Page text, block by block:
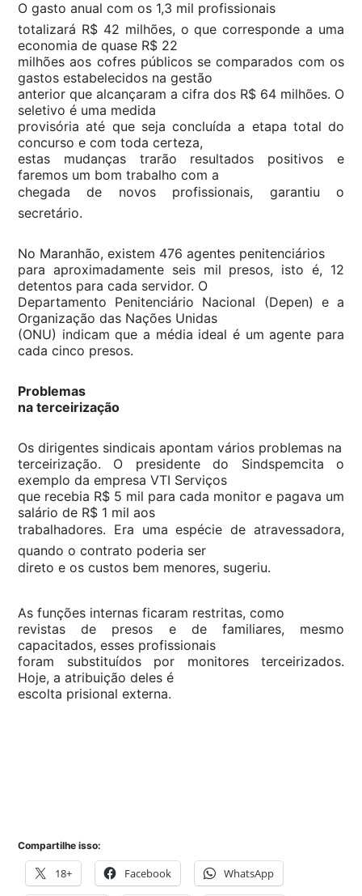
O gasto anual com os 1,3 mil profissionais
totalizará R$ 42 milhões, o que corresponde a uma
economia de quase R$ 22
milhões aos cofres públicos se comparados com os
gastos estabelecidos na gestão
anterior que alcançaram a cifra dos R$ 64 milhões. O
seletivo é uma medida
provisória até que seja concluída a etapa total do
concurso e com toda certeza,
estas mudanças trarão resultados positivos e
faremos um bom trabalho com a
chegada de novos profissionais, garantiu o
secretário.
No Maranhão, existem 476 agentes penitenciários
para aproximadamente seis mil presos, isto é, 12
detentos para cada servidor. O
Departamento Penitenciário Nacional (Depen) e a
Organização das Nações Unidas
(ONU) indicam que a média ideal é um agente para
cada cinco presos.
Problemas
na terceirização
Os dirigentes sindicais apontam vários problemas na
terceirização. O presidente do Sindspemcita o
exemplo da empresa VTI Serviços
que recebia R$ 5 mil para cada monitor e pagava um
salário de R$ 1 mil aos
trabalhadores. Era uma espécie de atravessadora,
quando o contrato poderia ser
direto e os custos bem menores, sugeriu.
As funções internas ficaram restritas, como
revistas de presos e de familiares, mesmo
capacitados, esses profissionais
foram substituídos por monitores terceirizados.
Hoje, a atribuição deles é
escolta prisional externa.
Compartilhe isso:
18+ Facebook WhatsApp